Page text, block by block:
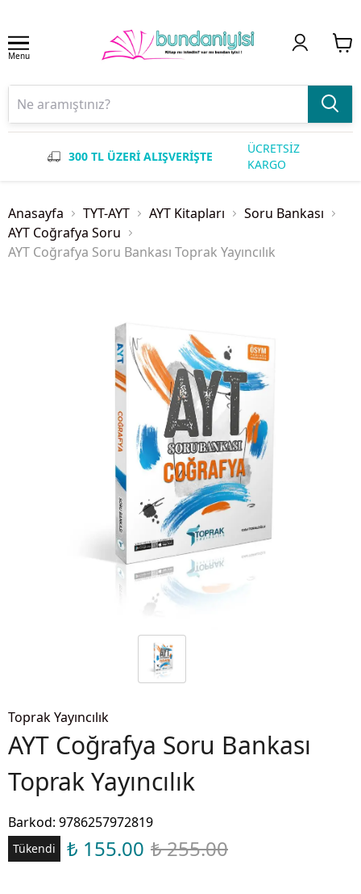
Menu
300 TL ÜZERİ ALIŞVERİŞTE
ÜCRETSİZ
KARGO
Anasayfa TYT-AYT AYT Kitapları
Soru Bankası
AYT Coğrafya Soru
AYT Coğrafya Soru Bankası Toprak Yayıncılık
Toprak Yayıncılık
AYT Coğrafya Soru Bankası
Toprak Yayıncılık
Barkod: 9786257972819
Tükendi ₺ 155.00 ₺ 255.00